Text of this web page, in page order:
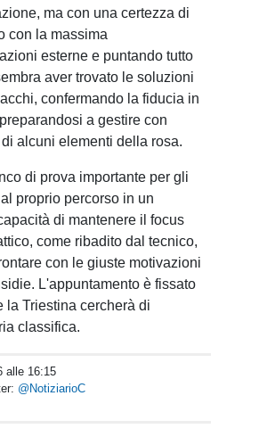
ma con una certezza di
con la massima
esterne e puntando tutto
aver trovato le soluzioni
confermando la fiducia in
a gestire con
alcuni elementi della rosa.
di prova importante per gli
proprio percorso in un
di mantenere il focus
come ribadito dal tecnico,
con le giuste motivazioni
L'appuntamento è fissato
la Triestina cercherà di
classifica.
alle 16:15
@NotiziarioC